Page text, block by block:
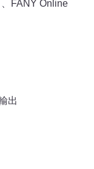
FANY Online
出